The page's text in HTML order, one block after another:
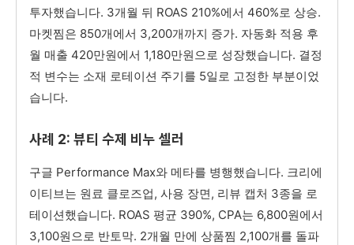
투자했습니다. 3개월 뒤 ROAS 210%에서 460%로 상승.
마켓찜은 850개에서 3,200개까지 증가. 자동화 적용 후
월 매출 420만원에서 1,180만원으로 성장했습니다. 결정
적 변수는 소재 로테이션 주기를 5일로 고정한 부분이었
습니다.
사례 2: 뷰티 수제 비누 셀러
구글 Performance Max와 메타를 병행했습니다. 크리에
이티브는 원료 클로즈업, 사용 장면, 리뷰 캡처 3종을 로
테이션했습니다. ROAS 평균 390%, CPA는 6,800원에서
3,100원으로 반토막. 2개월 만에 상품찜 2,100개를 돌파